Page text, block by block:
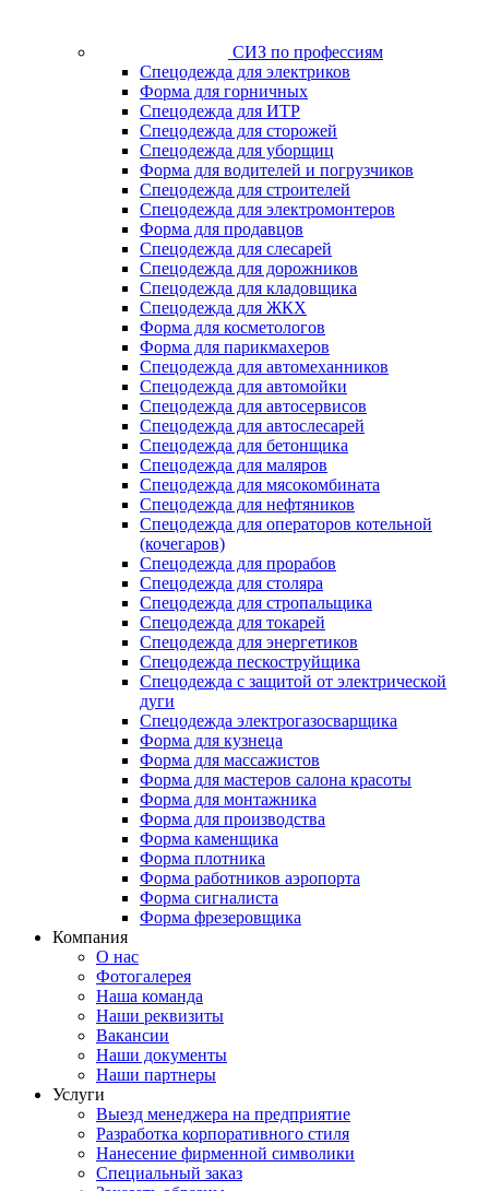
СИЗ по профессиям
Спецодежда для электриков
Форма для горничных
Спецодежда для ИТР
Спецодежда для сторожей
Спецодежда для уборщиц
Форма для водителей и погрузчиков
Спецодежда для строителей
Спецодежда для электромонтеров
Форма для продавцов
Спецодежда для слесарей
Спецодежда для дорожников
Спецодежда для кладовщика
Спецодежда для ЖКХ
Форма для косметологов
Форма для парикмахеров
Спецодежда для автомеханников
Спецодежда для автомойки
Спецодежда для автосервисов
Спецодежда для автослесарей
Спецодежда для бетонщика
Спецодежда для маляров
Спецодежда для мясокомбината
Спецодежда для нефтяников
Спецодежда для операторов котельной
(кочегаров)
Спецодежда для прорабов
Спецодежда для столяра
Спецодежда для стропальщика
Спецодежда для токарей
Спецодежда для энергетиков
Спецодежда пескоструйщика
Спецодежда с защитой от электрической
дуги
Спецодежда электрогазосварщика
Форма для кузнеца
Форма для массажистов
Форма для мастеров салона красоты
Форма для монтажника
Форма для производства
Форма каменщика
Форма плотника
Форма работников аэропорта
Форма сигналиста
Форма фрезеровщика
Компания
О нас
Фотогалерея
Наша команда
Наши реквизиты
Вакансии
Наши документы
Наши партнеры
Услуги
Выезд менеджера на предприятие
Разработка корпоративного стиля
Нанесение фирменной символики
Специальный заказ